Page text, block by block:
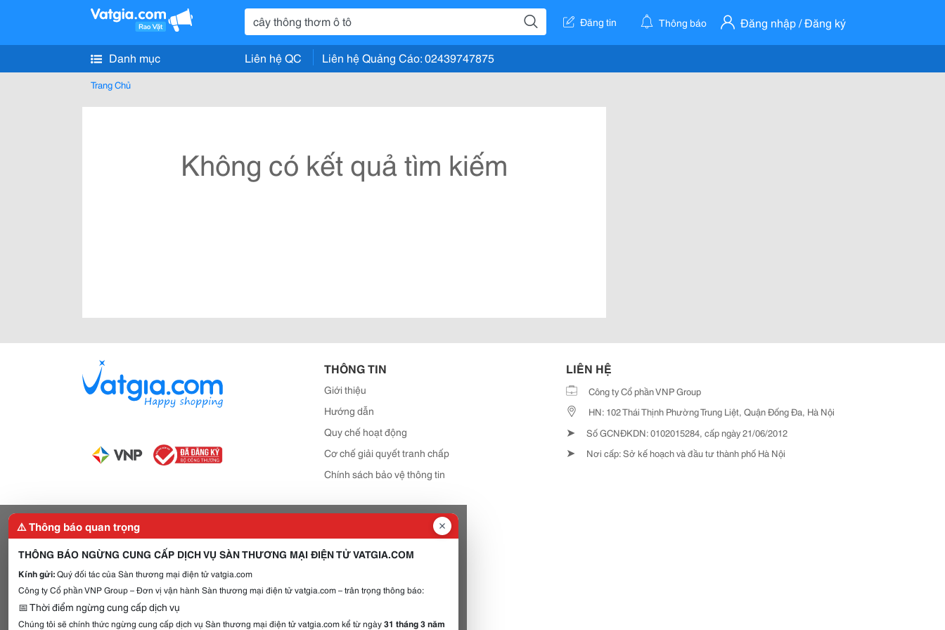
Đăng tin Thông báo Đăng nhập / Đăng ký
Danh mục Liên hệ QC Liên hệ Quảng Cáo: 02439747875
Trang Chủ
Không có kết quả tìm kiếm
THÔNG TIN
Giới thiệu
Hướng dẫn
Quy chế hoạt động
Cơ chế giải quyết tranh chấp
Chính sách bảo vệ thông tin
LIÊN HỆ
Công ty Cổ phần VNP Group
HN: 102 Thái Thịnh Phường Trung Liệt, Quận Đống Đa, Hà Nội
➤ Số GCNĐKDN: 0102015284, cấp ngày 21/06/2012
➤ Nơi cấp: Sở kế hoạch và đầu tư thành phố Hà Nội
⚠️ Thông báo quan trọng
THÔNG BÁO NGỪNG CUNG CẤP DỊCH VỤ SÀN THƯƠNG MẠI ĐIỆN TỬ VATGIA.COM
Kính gửi:Quý đối tác của Sàn thương mại điện tử vatgia.com
Công ty Cổ phần VNP Group – Đơn vị vận hành Sàn thương mại điện tử vatgia.com – trân trọng thông báo:
📅 Thời điểm ngừng cung cấp dịch vụ
Chúng tôi sẽ chính thức ngừng cung cấp dịch vụ Sàn thương mại điện tử vatgia.com kể từ ngày31 tháng 3 năm